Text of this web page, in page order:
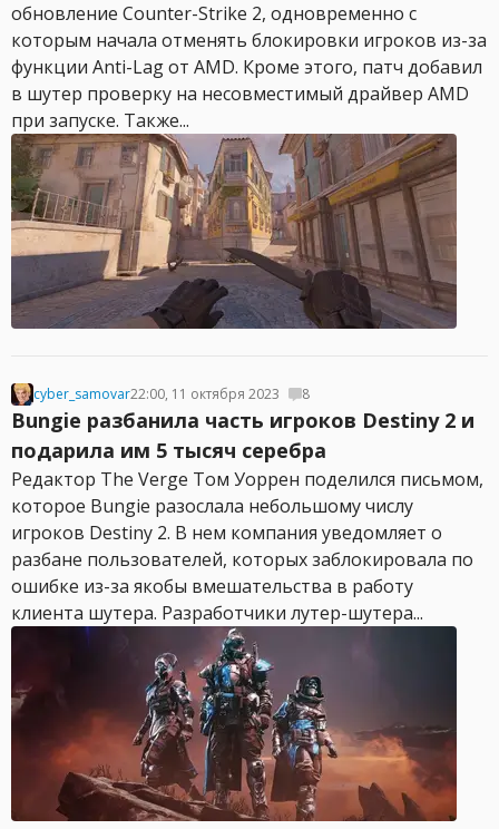
обновление Counter-Strike 2, одновременно с
которым начала отменять блокировки игроков из-за
функции Anti-Lag от AMD. Кроме этого, патч добавил
в шутер проверку на несовместимый драйвер AMD
при запуске. Также...
cyber_samovar22:00, 11 октября 2023 8
Bungie разбанила часть игроков Destiny 2 и
подарила им 5 тысяч серебра
Редактор The Verge Том Уоррен поделился письмом,
которое Bungie разослала небольшому числу
игроков Destiny 2. В нем компания уведомляет о
разбане пользователей, которых заблокировала по
ошибке из-за якобы вмешательства в работу
клиента шутера. Разработчики лутер-шутера...